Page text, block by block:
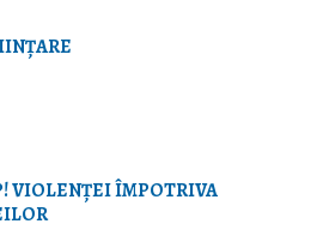
VIOLENŢEI ÎMPOTRIVA